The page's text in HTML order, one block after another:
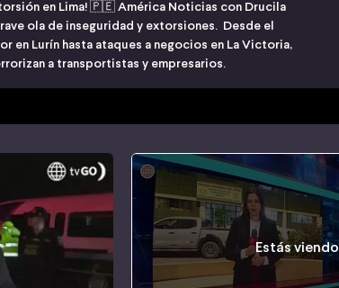
en Lima! 🇵🇪 América Noticias con Drucila
ola de inseguridad y extorsiones. Desde el
en Lurín hasta ataques a negocios en La Victoria,
a transportistas y empresarios.
Estás viendo